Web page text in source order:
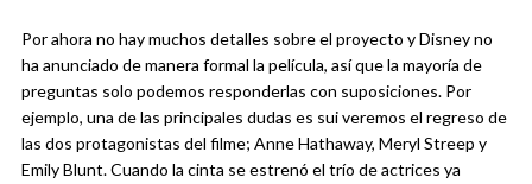
Por ahora no hay muchos detalles sobre el proyecto y Disney no
ha anunciado de manera formal la película, así que la mayoría de
preguntas solo podemos responderlas con suposiciones. Por
ejemplo, una de las principales dudas es sui veremos el regreso de
las dos protagonistas del filme; Anne Hathaway, Meryl Streep y
Emily Blunt. Cuando la cinta se estrenó el trío de actrices ya